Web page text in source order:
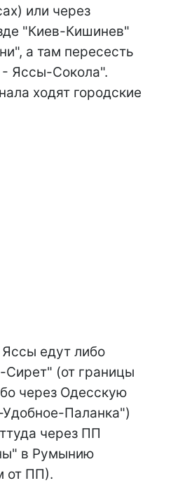
или через
"Киев-Кишинев"
а там пересесть
- Яссы-Сокола".
ходят городские
едут либо
Сирет" (от границы
через Одесскую
Паланка")
через ПП
в Румынию
от ПП).